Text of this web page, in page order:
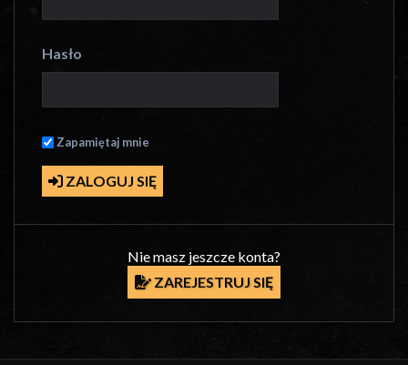
Hasło
Zapamiętaj mnie
ZALOGUJ SIĘ
Nie masz jeszcze konta?
ZAREJESTRUJ SIĘ